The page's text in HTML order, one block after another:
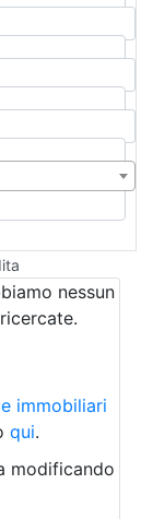
nessun
immobiliari
qui.
modificando